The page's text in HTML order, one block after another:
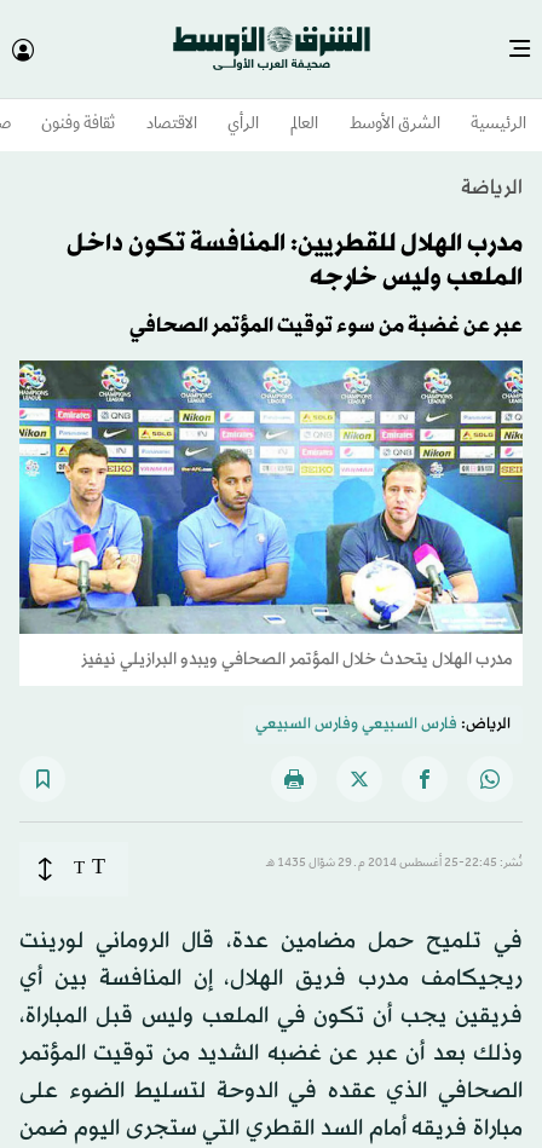
الرئيسية الشرق الأوسط​ العالم الرأي الاقتصاد ثقافة وفنون
الرياضة
مدرب الهلال للقطريين: المنافسة تكون داخل
الملعب وليس خارجه
عبر عن غضبة من سوء توقيت المؤتمر الصحافي
مدرب الهلال يتحدث خلال المؤتمر الصحافي ويبدو البرازيلي نيفيز
الرياض: فارس السبيعيوفارس السبيعي
نُشر: 22:45-25 أغسطس 2014 م ـ 29 شوّال 1435 هـ T
T
في تلميح حمل مضامين عدة، قال الروماني لورينت
ريجيكامف مدرب فريق الهلال، إن المنافسة بين أي
فريقين يجب أن تكون في الملعب وليس قبل المباراة،
وذلك بعد أن عبر عن غضبه الشديد من توقيت المؤتمر
الصحافي الذي عقده في الدوحة لتسليط الضوء على
مباراة فريقه أمام السد القطري التي ستجرى اليوم ضمن